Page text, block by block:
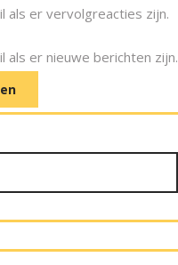
als er vervolgreacties zijn.
als er nieuwe berichten zijn.